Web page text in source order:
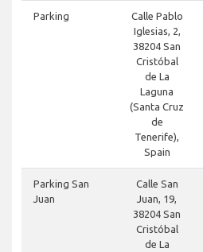
Parking
Calle Pablo
Iglesias, 2,
38204 San
Cristóbal
de La
Laguna
(Santa Cruz
de
Tenerife),
Spain
Parking San
Juan
Calle San
Juan, 19,
38204 San
Cristóbal
de La